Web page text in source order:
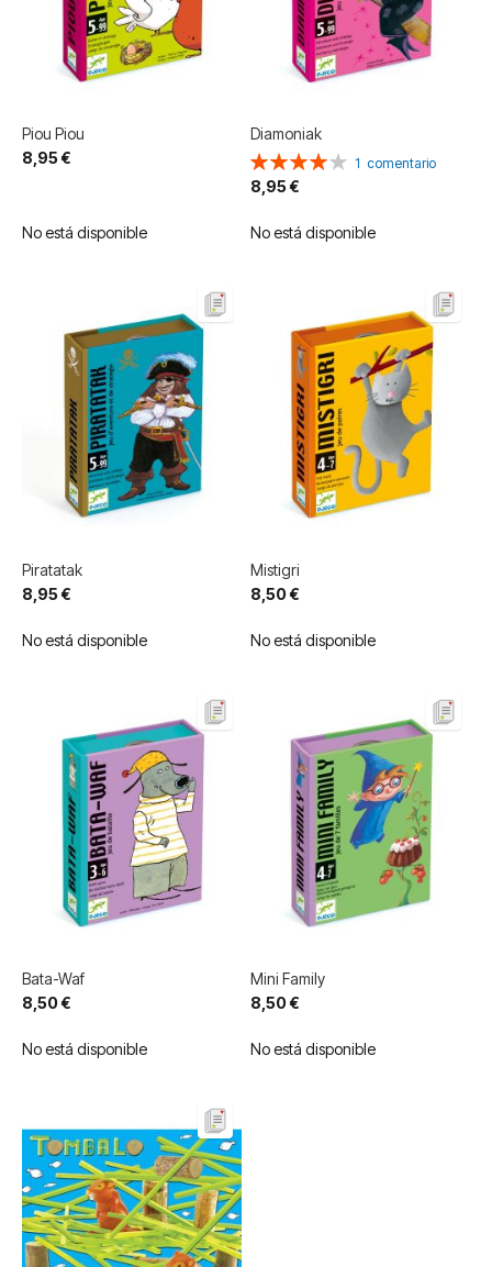
Piou Piou
8,95 €
No está disponible
Diamoniak
Valoración:
80%
1 comentario
8,95 €
No está disponible
Piratatak
8,95 €
No está disponible
Mistigri
8,50 €
No está disponible
Bata-Waf
8,50 €
No está disponible
Mini Family
8,50 €
No está disponible